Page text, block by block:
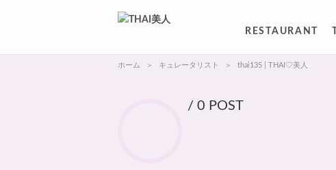
RESTAURANT
ホーム キュレータリスト thai135 | THAI♡美人
/ 0 POST